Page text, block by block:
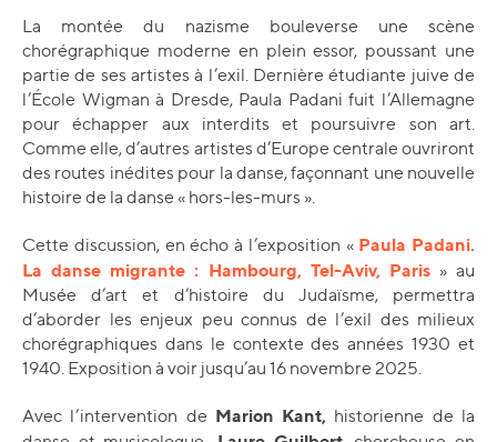
La montée du nazisme bouleverse une scène
chorégraphique moderne en plein essor, poussant une
partie de ses artistes à l’exil. Dernière étudiante juive de
l’École Wigman à Dresde, Paula Padani fuit l’Allemagne
pour échapper aux interdits et poursuivre son art.
Comme elle, d’autres artistes d’Europe centrale ouvriront
des routes inédites pour la danse, façonnant une nouvelle
histoire de la danse « hors-les-murs ».
Cette discussion, en écho à l’exposition « Paula Padani.
La danse migrante : Hambourg, Tel-Aviv, Paris» au
Musée d’art et d’histoire du Judaïsme, permettra
d’aborder les enjeux peu connus de l’exil des milieux
chorégraphiques dans le contexte des années 1930 et
1940. Exposition à voir jusqu’au 16 novembre 2025.
Avec l’intervention de Marion Kant, historienne de la